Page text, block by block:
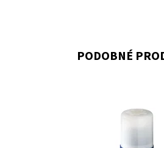
PODOBNÉ
Speciální tekuté lepidlo na puzzle
Skladem3